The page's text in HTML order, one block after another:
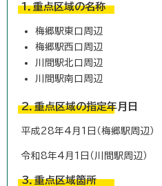
1．重点区域の名称
梅郷駅東口周辺
梅郷駅西口周辺
川間駅北口周辺
川間駅南口周辺
2．重点区域の指定年月日
平成28年4月1日（梅郷駅周辺）
令和8年4月1日（川間駅周辺）
3．重点区域箇所